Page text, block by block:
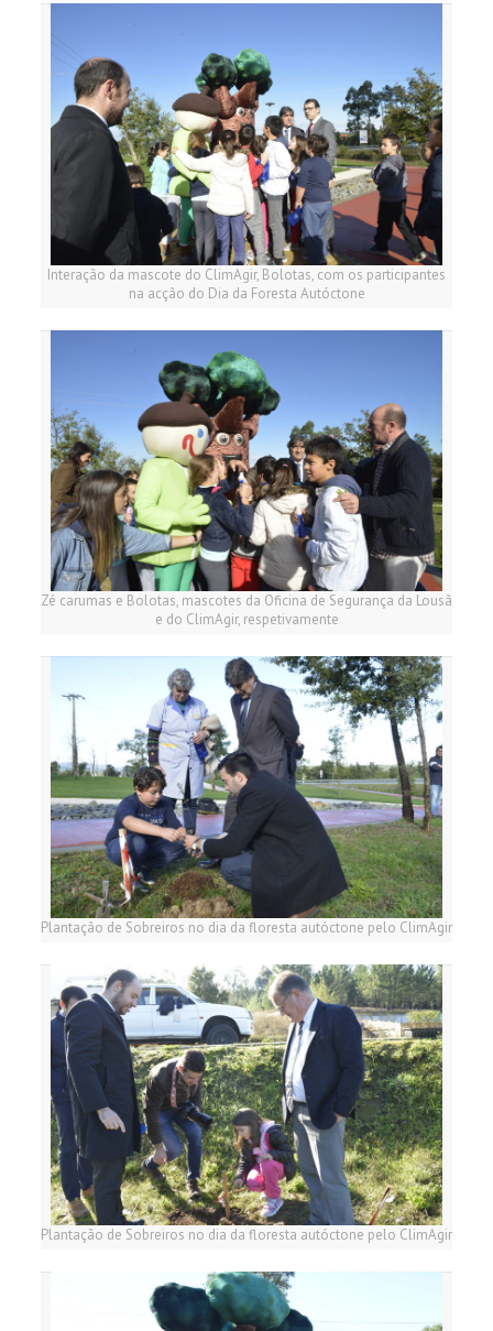
Interação da mascote do ClimAgir, Bolotas, com os participantes
na acção do Dia da Foresta Autóctone
Zé carumas e Bolotas, mascotes da Oficina de Segurança da Lousã
e do ClimAgir, respetivamente
Plantação de Sobreiros no dia da floresta autóctone pelo ClimAgir
Plantação de Sobreiros no dia da floresta autóctone pelo ClimAgir